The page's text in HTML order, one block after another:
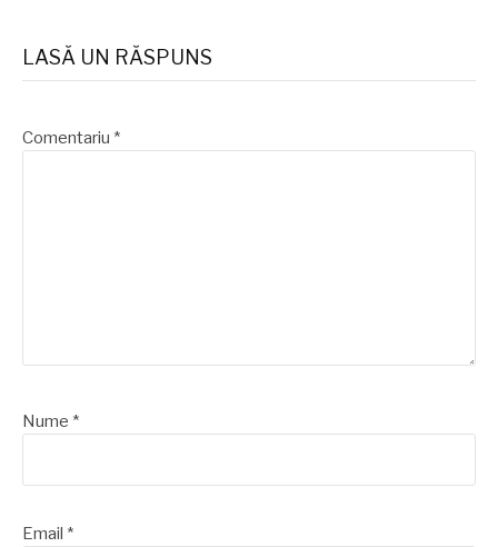
LASĂ UN RĂSPUNS
Comentariu *
Nume *
Email *